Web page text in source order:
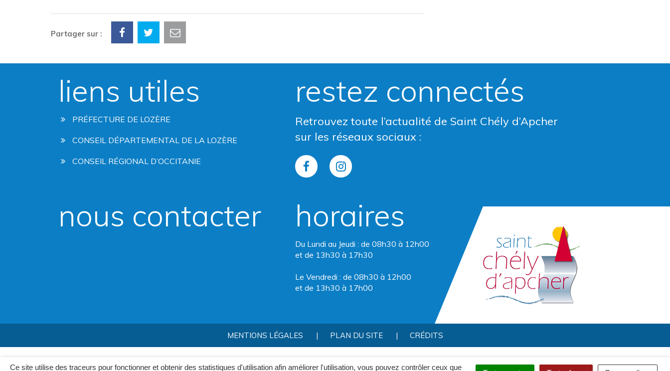
Ce site utilise des traceurs pour fonctionner et obtenir des statistiques d'utilisation afin améliorer l'utilisation, vous pouvez contrôler ceux que
Partager sur :
liens utiles
PRÉFECTURE DE LOZÈRE
CONSEIL DÉPARTEMENTAL DE LA LOZÈRE
CONSEIL RÉGIONAL D’OCCITANIE
restez connectés
Retrouvez toute l’actualité de Saint Chély d’Apcher
sur les réseaux sociaux :
Lien
le
Facebook
Lien
le
Instagram
nous contacter horaires
Du Lundi au Jeudi : de 08h30 à 12h00
et de 13h30 à 17h30
Le Vendredi : de 08h30 à 12h00
et de 13h30 à 17h00
MENTIONS LÉGALES PLAN DU SITE CRÉDITS